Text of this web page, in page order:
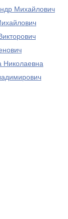
Михайлович
Николаевна